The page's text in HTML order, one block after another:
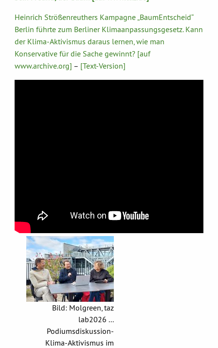
Heinrich Strößenreuthers Kampagne „BaumEntscheid“
Berlin führte zum Berliner Klimaanpassungsgesetz. Kann
der Klima-Aktivismus daraus lernen, wie man
Konservative für die Sache gewinnt? [auf
www.archive.org] – [Text-Version]
Bild: Molgreen, taz
lab2026 ...
Podiumsdiskussion-
Klima-Aktivismus im